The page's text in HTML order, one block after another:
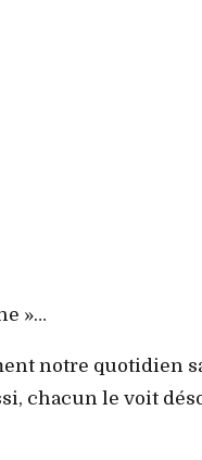
»…
notre quotidien
chacun le voit